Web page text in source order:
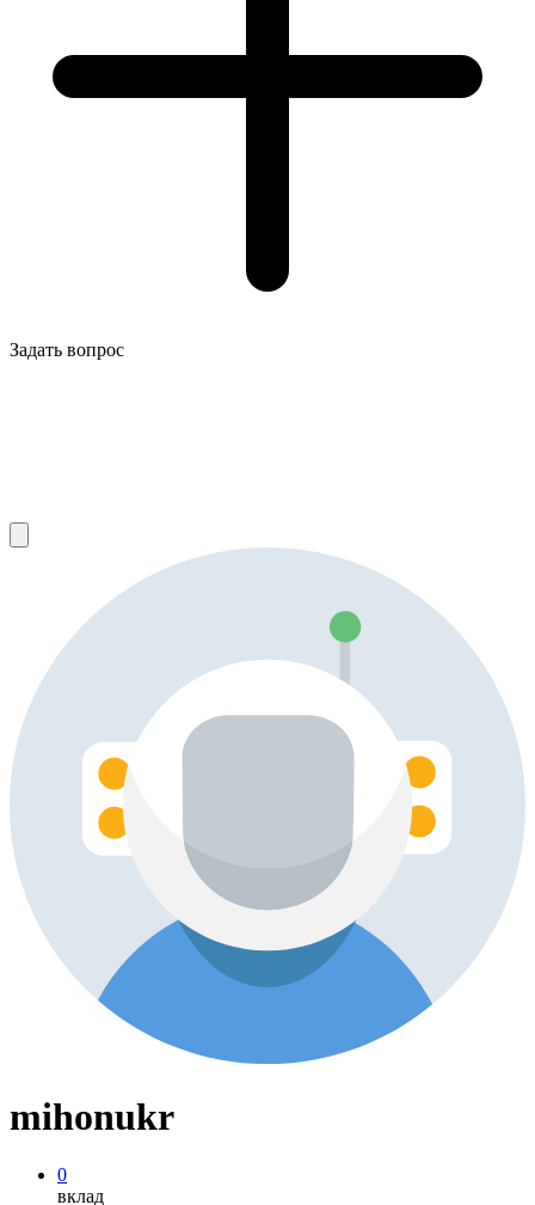
Задать вопрос
mihonukr
0
вклад